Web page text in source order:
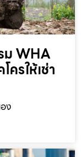
ม WHA
ครให้เช่า
ง